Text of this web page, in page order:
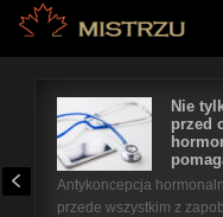
Nie
przed
Antykoncepcja
przede wszystkim z